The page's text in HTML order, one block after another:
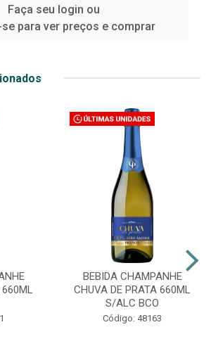
Faça seu login ou
para ver preços e comprar
BEBIDA CHAMPANHE
CHUVA DE PRATA 660ML
S/ALC BCO
Código: 48163